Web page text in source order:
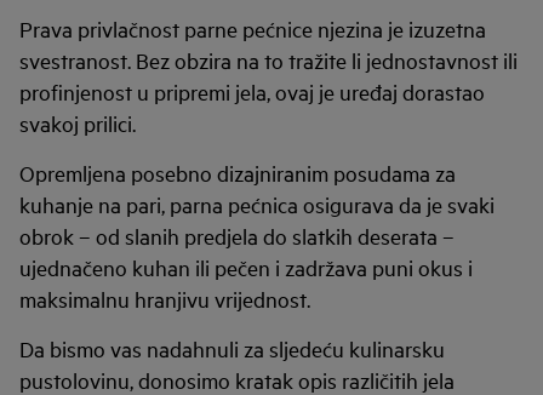
Prava privlačnost parne pećnice njezina je izuzetna
svestranost. Bez obzira na to tražite li jednostavnost ili
profinjenost u pripremi jela, ovaj je uređaj dorastao
svakoj prilici.
Opremljena posebno dizajniranim posudama za
kuhanje na pari, parna pećnica osigurava da je svaki
obrok – od slanih predjela do slatkih deserata –
ujednačeno kuhan ili pečen i zadržava puni okus i
maksimalnu hranjivu vrijednost.
Da bismo vas nadahnuli za sljedeću kulinarsku
pustolovinu, donosimo kratak opis različitih jela